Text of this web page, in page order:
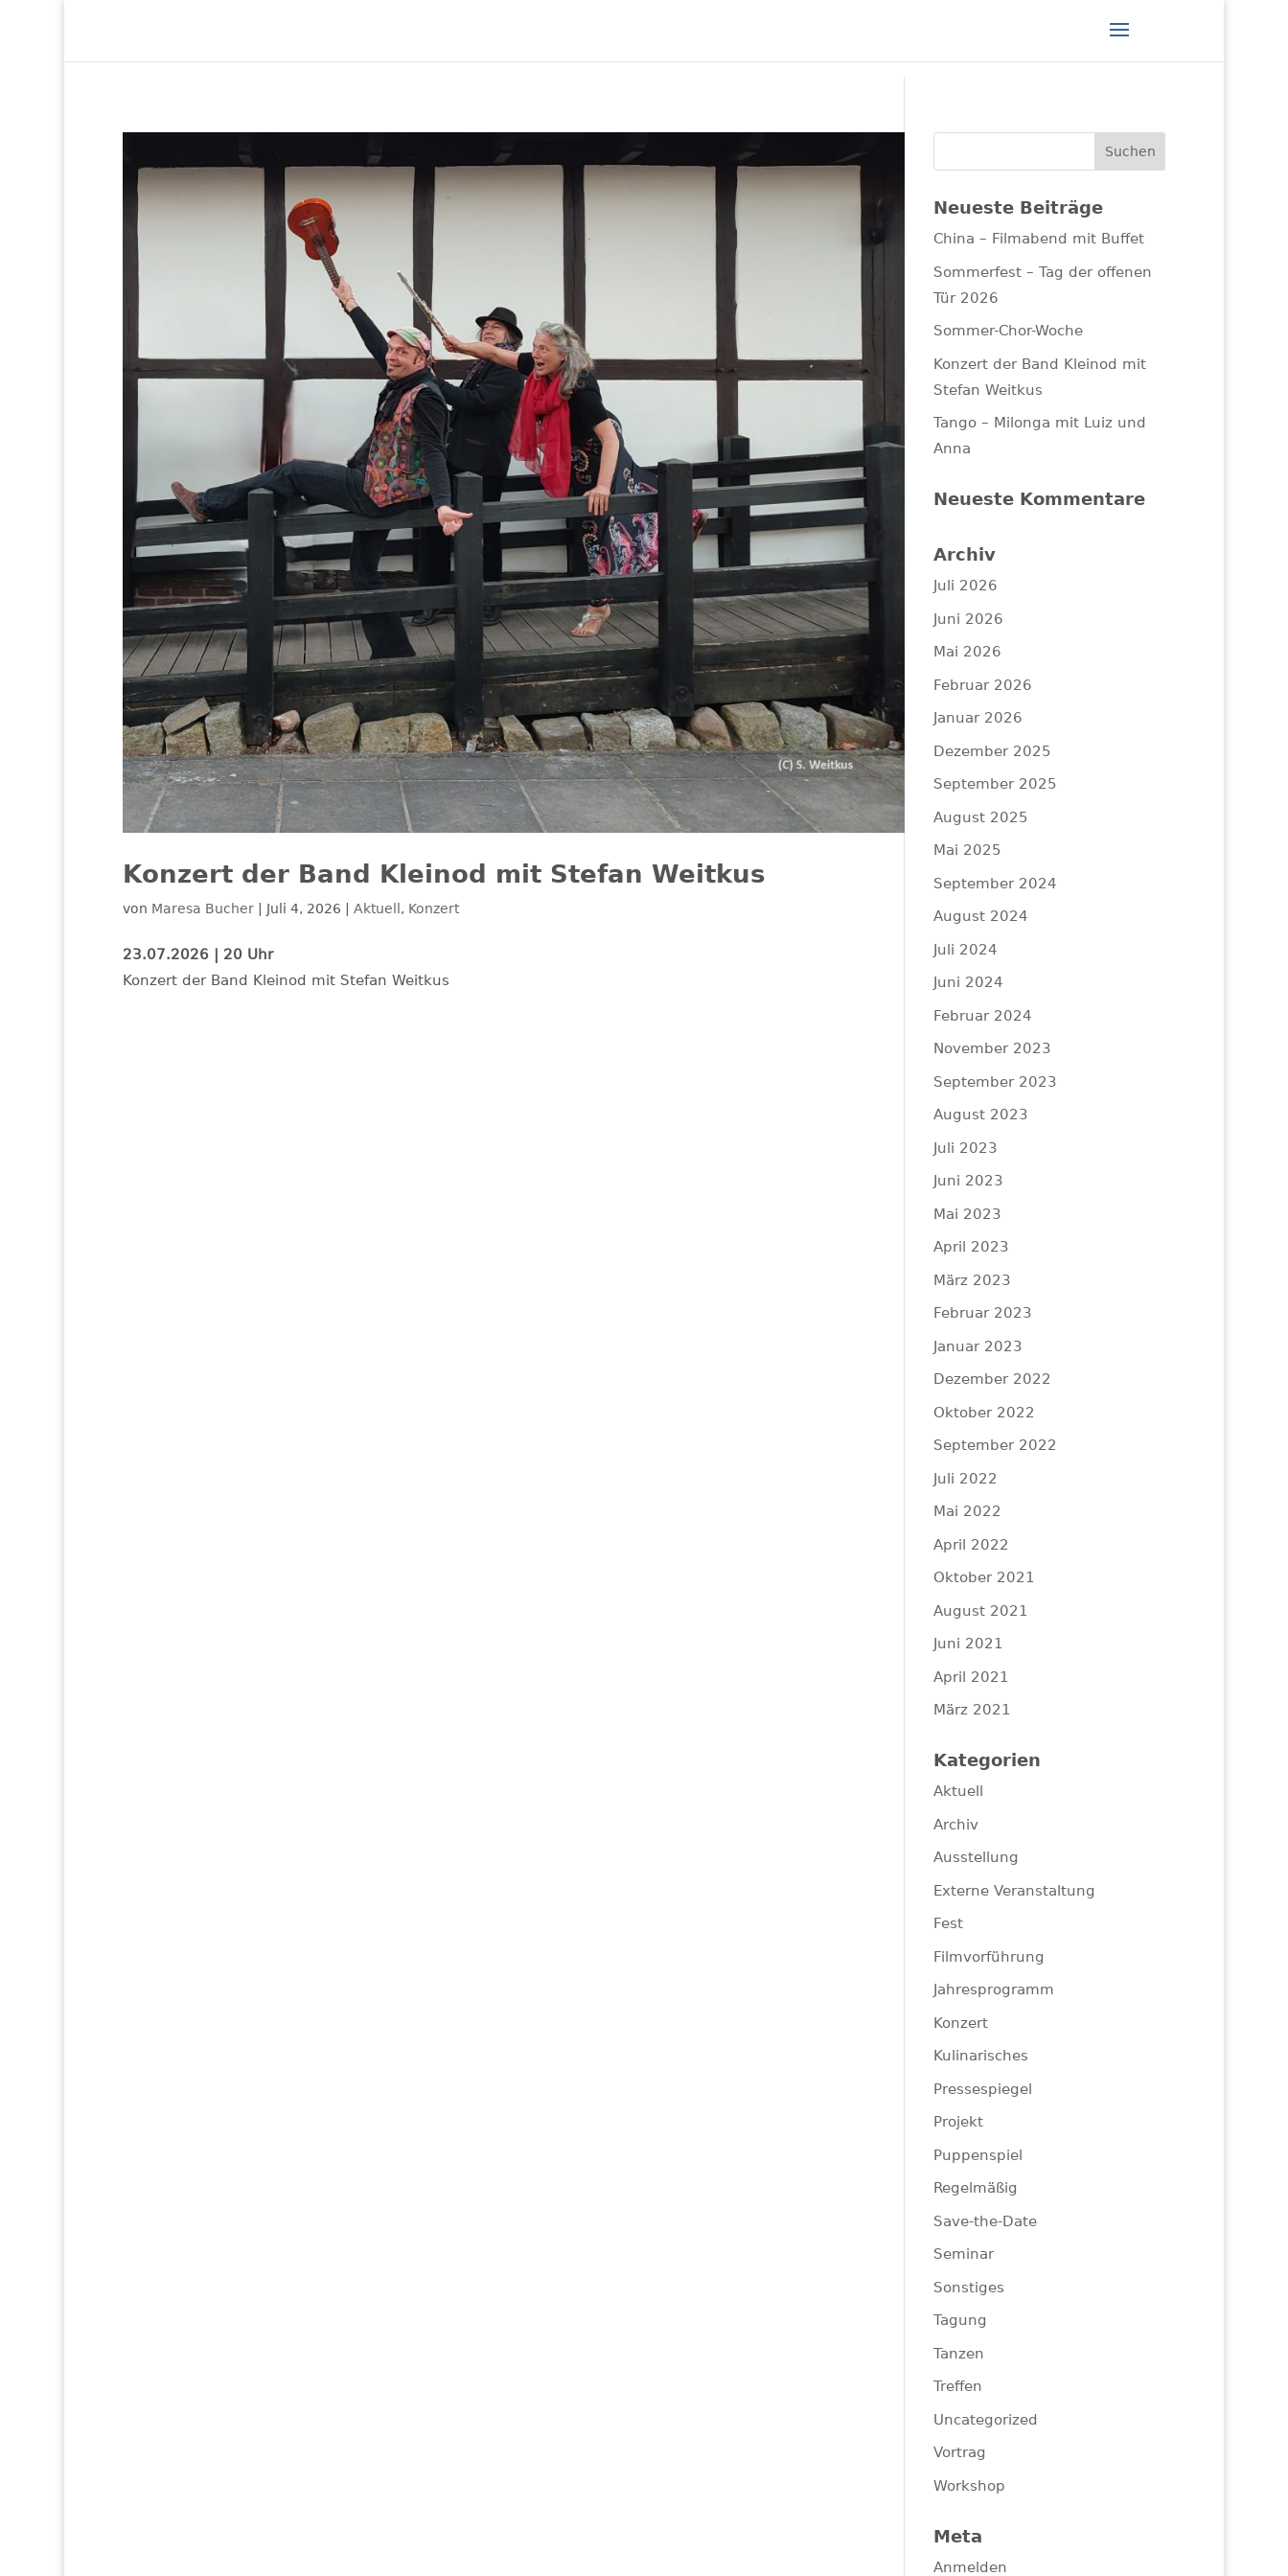
Konzert der Band Kleinod mit Stefan Weitkus
von Maresa Bucher| Juli 4, 2026 Aktuell , Konzert
23.07.2026 | 20 Uhr
Konzert der Band Kleinod mit Stefan Weitkus
Neueste Beiträge
China – Filmabend mit Buffet
Sommerfest – Tag der offenen
Tür 2026
Sommer-Chor-Woche
Konzert der Band Kleinod mit
Stefan Weitkus
Tango – Milonga mit Luiz und
Anna
Neueste Kommentare
Archiv
Juli 2026
Juni 2026
Mai 2026
Februar 2026
Januar 2026
Dezember 2025
September 2025
August 2025
Mai 2025
September 2024
August 2024
Juli 2024
Juni 2024
Februar 2024
November 2023
September 2023
August 2023
Juli 2023
Juni 2023
Mai 2023
April 2023
März 2023
Februar 2023
Januar 2023
Dezember 2022
Oktober 2022
September 2022
Juli 2022
Mai 2022
April 2022
Oktober 2021
August 2021
Juni 2021
April 2021
März 2021
Kategorien
Aktuell
Archiv
Ausstellung
Externe Veranstaltung
Fest
Filmvorführung
Jahresprogramm
Konzert
Kulinarisches
Pressespiegel
Projekt
Puppenspiel
Regelmäßig
Save-the-Date
Seminar
Sonstiges
Tagung
Tanzen
Treffen
Uncategorized
Vortrag
Workshop
Meta
Anmelden